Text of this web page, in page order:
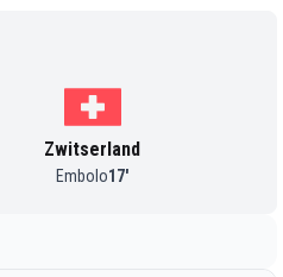
Zwitserland
Embolo17'